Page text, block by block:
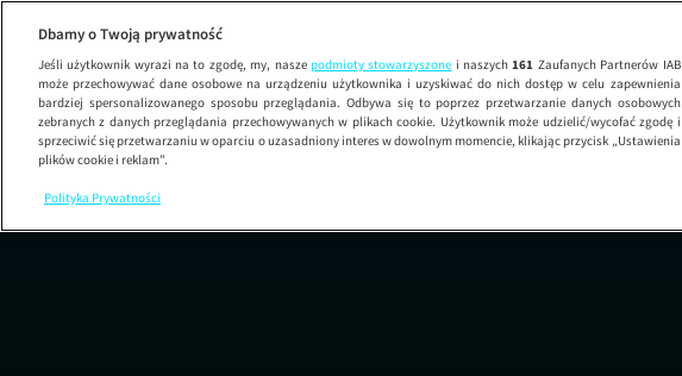
Dbamy o Twoją prywatność
Jeśli użytkownik wyrazi na to zgodę, my, nasze podmioty stowarzyszone i naszych161 Zaufanych Partnerów IAB
może przechowywać dane osobowe na urządzeniu użytkownika i uzyskiwać do nich dostęp w celu zapewnienia
bardziej spersonalizowanego sposobu przeglądania. Odbywa się to poprzez przetwarzanie danych osobowych
zebranych z danych przeglądania przechowywanych w plikach cookie. Użytkownik może udzielić/wycofać zgodę i
sprzeciwić się przetwarzaniu w oparciu o uzasadniony interes w dowolnym momencie, klikając przycisk „Ustawienia
plików cookie i reklam”.
Polityka Prywatności